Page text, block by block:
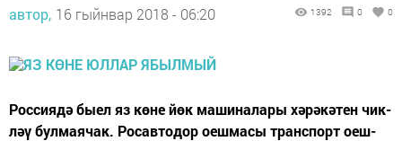
автор, 16 гыйнвар 2018 - 06:20 1392 0 0
Рос­си­я­дә бы­ел яз кө­не йөк ма­ши­на­ла­ры хә­рәк­әтен чик­
ләү бул­ма­я­чак. Ро­сав­то­дор оеш­ма­сы тран­с­порт оеш­